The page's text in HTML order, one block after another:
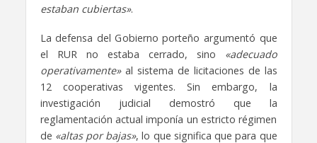
estaban cubiertas».
La defensa del Gobierno porteño argumentó que
el RUR no estaba cerrado, sino «adecuado
operativamente»al sistema de licitaciones de las
12 cooperativas vigentes. Sin embargo, la
investigación judicial demostró que la
reglamentación actual imponía un estricto régimen
de «altas por bajas», lo que significa que para que